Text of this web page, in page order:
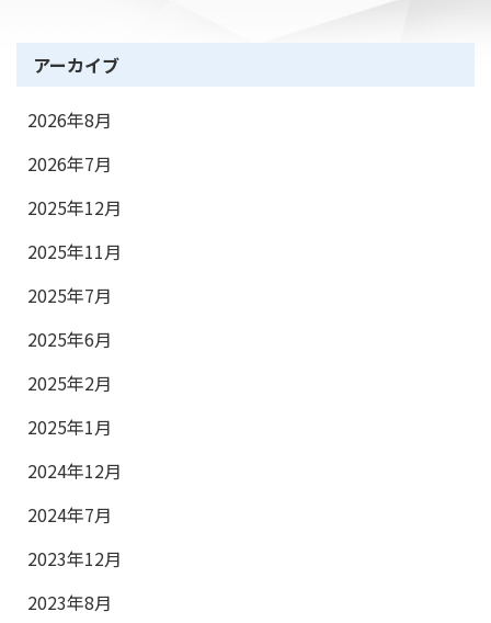
アーカイブ
2026年8月
2026年7月
2025年12月
2025年11月
2025年7月
2025年6月
2025年2月
2025年1月
2024年12月
2024年7月
2023年12月
2023年8月